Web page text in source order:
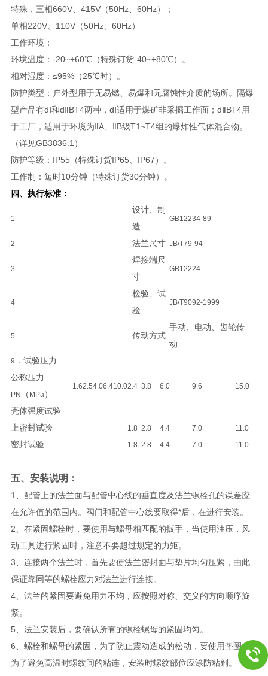
特殊，三相660V、415V（50Hz、60Hz）；
单相220V、110V（50Hz、60Hz）
工作环境：
环境温度：-20~+60℃（特殊订货-40~+80℃）。
相对湿度：≤95%（25℃时）。
防护类型：户外型用于无易燃、易爆和无腐蚀性介质的场所。隔爆
型产品有dⅠ和dⅡBT4两种，dⅠ适用于煤矿非采掘工作面；dⅡBT4用
于工厂，适用于环境为ⅡA、ⅡB级T1~T4组的爆炸性气体混合物。
（详见GB3836.1）
防护等级：IP55（特殊订货IP65、IP67）。
工作制：短时10分钟（特殊订货30分钟）。
四、执行标准：
1
设计、制
造
GB12234-89
2 法兰尺寸 JB/T79-94
3
焊接端尺
寸
GB12224
4
检验、试
验
JB/T9092-1999
5 传动方式
手动、电动、齿轮传
动
9 ．试验压力
公称压力
PN （ MPa ）
1.62.54.06.410.0
壳体强度试验
2.4 3.8 6.0 9.6 15.0
上密封试验 1.8 2.8 4.4 7.0 11.0
密封试验 1.8 2.8 4.4 7.0 11.0
五、安装说明：
1、配管上的法兰面与配管中心线的垂直度及法兰螺栓孔的误差应
在允许值的范围内。阀门和配管中心线要取得*后，在进行安装。
2、在紧固螺栓时，要使用与螺母相匹配的扳手，当使用油压，风
动工具进行紧固时，注意不要超过规定的力矩。
3、连接两个法兰时，首先要使法兰密封面与垫片均匀压紧，由此
保证靠同等的螺栓应力对法兰进行连接。
4、法兰的紧固要避免用力不均，应按照对称、交义的方向顺序旋
紧。
5、法兰安装后，要确认所有的螺栓螺母的紧固均匀。
6、螺栓和螺母的紧固，为了防止震动造成的松动，要使用垫圈。
为了避免高温时螺纹间的粘连，安装时螺纹部位应涂防粘剂。